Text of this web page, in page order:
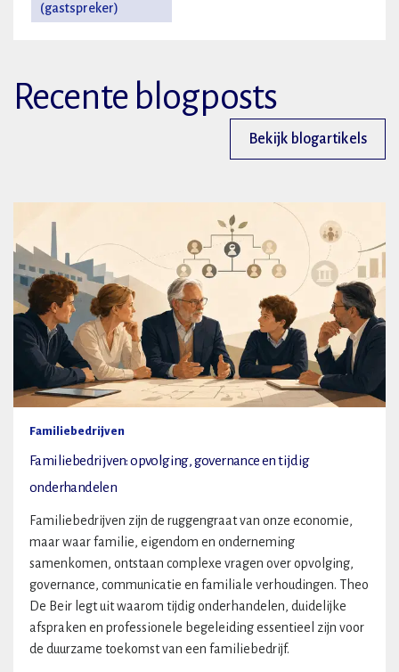
(gastspreker)
Recente blogposts
Bekijk blogartikels
Familiebedrijven
Familiebedrijven: opvolging, governance en tijdig
onderhandelen
Familiebedrijven zijn de ruggengraat van onze economie,
maar waar familie, eigendom en onderneming
samenkomen, ontstaan complexe vragen over opvolging,
governance, communicatie en familiale verhoudingen. Theo
De Beir legt uit waarom tijdig onderhandelen, duidelijke
afspraken en professionele begeleiding essentieel zijn voor
de duurzame toekomst van een familiebedrijf.